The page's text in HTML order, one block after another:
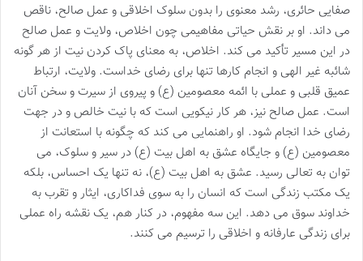
صفایی حائری، رشد معنوی را بدون سلوک اخلاقی و عمل صالح، ناقص
می داند. او بر نقش حیاتی مفاهیمی چون اخلاص، ولایت و عمل صالح
در این مسیر تأکید می کند. اخلاص، به معنای پاک کردن نیت از هر گونه
شائبه غیر الهی و انجام کارها تنها برای رضای خداست. ولایت، ارتباط
عمیق قلبی و عملی با ائمه معصومین (ع) و پیروی از سیرت و سخن آنان
است. عمل صالح نیز، هر کار نیکویی است که با نیت خالص و در جهت
رضای خدا انجام شود. او راهنمایی می کند که چگونه با استعانت از
معصومین (ع) و جایگاه عشق به اهل بیت (ع) در سیر و سلوک، می
توان به تعالی رسید. عشق به اهل بیت (ع)، نه تنها یک احساس، بلکه
یک مکتب زندگی است که انسان را به سوی فداکاری، ایثار و تقرب به
خداوند سوق می دهد. این سه مفهوم، در کنار هم، یک نقشه راه عملی
برای زندگی عارفانه و اخلاقی را ترسیم می کنند.